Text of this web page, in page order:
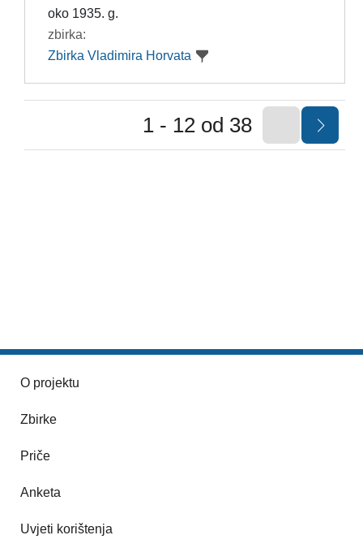
oko 1935. g.
zbirka:
Zbirka Vladimira Horvata
1 - 12 od 38
O projektu
Zbirke
Priče
Anketa
Uvjeti korištenja